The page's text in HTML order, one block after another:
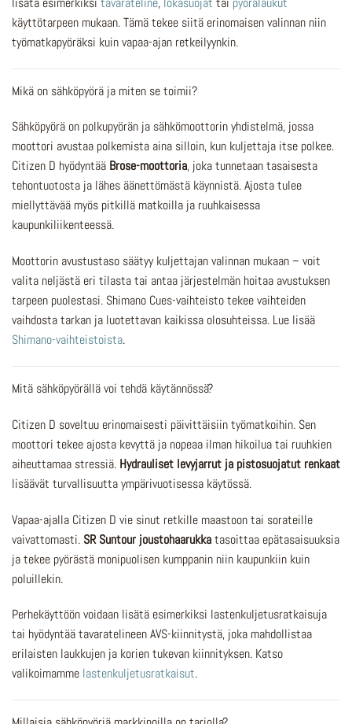
käyttötarpeen mukaan. Tämä tekee siitä erinomaisen valinnan niin
työmatkapyöräksi kuin vapaa-ajan retkeilyynkin.
Mikä on sähköpyörä ja miten se toimii?
Sähköpyörä on polkupyörän ja sähkömoottorin yhdistelmä, jossa
moottori avustaa polkemista aina silloin, kun kuljettaja itse polkee.
Citizen D hyödyntää Brose-moottoria, joka tunnetaan tasaisesta
tehontuotosta ja lähes äänettömästä käynnistä. Ajosta tulee
miellyttävää myös pitkillä matkoilla ja ruuhkaisessa
kaupunkiliikenteessä.
Moottorin avustustaso säätyy kuljettajan valinnan mukaan – voit
valita neljästä eri tilasta tai antaa järjestelmän hoitaa avustuksen
tarpeen puolestasi. Shimano Cues-vaihteisto tekee vaihteiden
vaihdosta tarkan ja luotettavan kaikissa olosuhteissa. Lue lisää
Shimano-vaihteistoista.
Mitä sähköpyörällä voi tehdä käytännössä?
Citizen D soveltuu erinomaisesti päivittäisiin työmatkoihin. Sen
moottori tekee ajosta kevyttä ja nopeaa ilman hikoilua tai ruuhkien
aiheuttamaa stressiä. Hydrauliset levyjarrut ja pistosuojatut renkaat
lisäävät turvallisuutta ympärivuotisessa käytössä.
Vapaa-ajalla Citizen D vie sinut retkille maastoon tai sorateille
vaivattomasti. SR Suntour joustohaarukkatasoittaa epätasaisuuksia
ja tekee pyörästä monipuolisen kumppanin niin kaupunkiin kuin
poluillekin.
Perhekäyttöön voidaan lisätä esimerkiksi lastenkuljetusratkaisuja
tai hyödyntää tavaratelineen AVS-kiinnitystä, joka mahdollistaa
erilaisten laukkujen ja korien tukevan kiinnityksen. Katso
valikoimamme lastenkuljetusratkaisut.